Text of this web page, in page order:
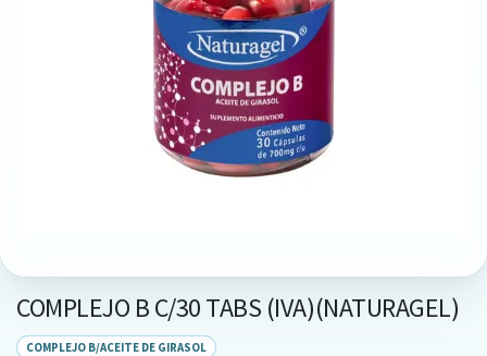
COMPLEJO B C/30 TABS (IVA)(NATURAGEL)
COMPLEJO B/ACEITE DE GIRASOL